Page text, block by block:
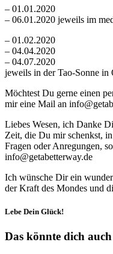
– 01.01.2020
– 06.01.2020 jeweils im
– 01.02.2020
– 04.04.2020
– 04.07.2020
jeweils in der Tao-Sonne
Möchtest Du gerne einen
mir eine Mail an
Liebes Wesen, ich Danke
Zeit, die Du mir schenkst,
Fragen oder Anregungen,
info@getabetterway.de
Ich wünsche Dir ein
der Kraft des Mondes und
Lebe Dein Glück!
Das könnte dich